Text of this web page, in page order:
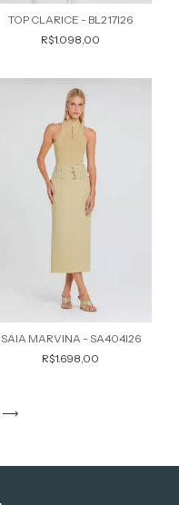
TOP CLARICE - BL217I26
R$1.098,00
SAIA MARVINA - SA404I26
R$1.698,00